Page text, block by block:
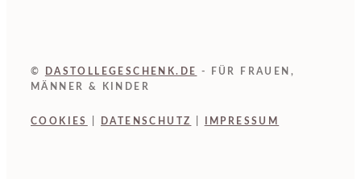
© DASTOLLEGESCHENK.DE
- FÜR FRAUEN,
MÄNNER & KINDER
COOKIES DATENSCHUTZ IMPRESSUM